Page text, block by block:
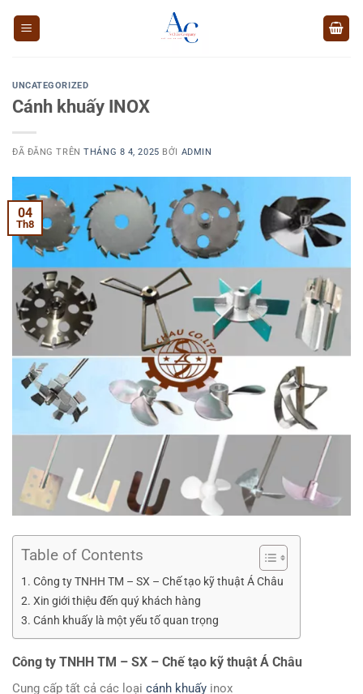
UNCATEGORIZED
Cánh khuấy INOX
ĐÃ ĐĂNG TRÊNTHÁNG 8 4, 2025 BỞI ADMIN
04
Th8
Table of Contents
Công ty TNHH TM – SX – Chế tạo kỹ thuật Á Châu
Xin giới thiệu đến quý khách hàng
Cánh khuấy là một yếu tố quan trọng
Công ty TNHH TM – SX – Chế tạo kỹ thuật Á Châu
Cung cấp tất cả các loại cánh khuấy inox